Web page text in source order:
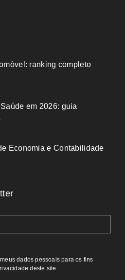
ranking completo
em 2026: guia
Economia e Contabilidade
dados pessoais para os fins
deste site.